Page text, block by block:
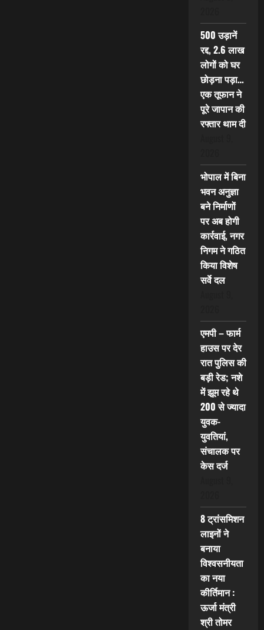
500 उड़ानें
रद्द, 2.6 लाख
लोगों को घर
छोड़ना पड़ा…
एक तूफान ने
पूरे जापान की
रफ्तार थाम दी
भोपाल में बिना
भवन अनुज्ञा
बने निर्माणों
पर अब होगी
कार्रवाई, नगर
निगम ने गठित
किया विशेष
सर्वे दल
एमपी – फार्म
हाउस पर देर
रात पुलिस की
बड़ी रेड; नशे
में झूम रहे थे
200 से ज्यादा
युवक-
युवतियां,
संचालक पर
केस दर्ज
8 ट्रांसमिशन
लाइनों ने
बनाया
विश्वसनीयता
का नया
कीर्तिमान :
ऊर्जा मंत्री
श्री तोमर